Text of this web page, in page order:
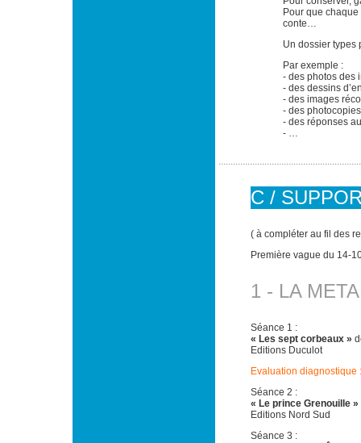
Pour que
conte…
Un dossier types
Par exemple :
- des photos des
- des dessins
- des images
- des
- des réponses
- …
C /
( à compléter au fil des
Première vague du 14-
1 - LA
Séance 1 :
« Les sept corbeaux »
Editions Duculot
Evaluation diagnostique
Séance 2 :
« Le prince Grenouille »
Editions Nord Sud
Séance 3 :